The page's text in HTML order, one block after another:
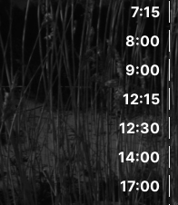
7:15
8:00
9:00
12:15
12:30
14:00
17:00